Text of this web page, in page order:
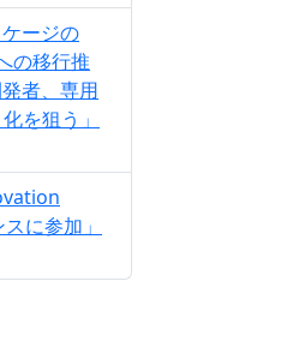
ージの
の移行推
者、専用
を狙う」
に参加」